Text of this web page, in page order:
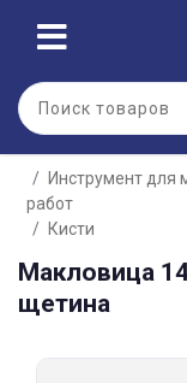
Инструмент для
работ
Кисти
Макловица
щетина
Для клиентов всех
Разбейте
оплату
без